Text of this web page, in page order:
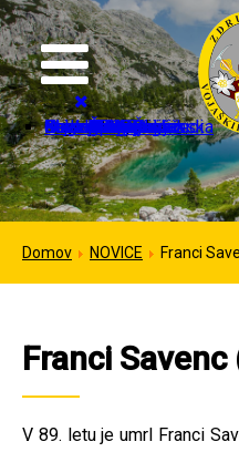
Domov
Organizacija
Izvršilni odbor
Častni člani ZVGS
In memoriam
Pristopnica
Dokumenti
Kontakti
Sponzorji
Strokovne dejavnosti
Planinske poti Slovenska pot
Prelaz Lagazuoi
Čez Kozjek na Kališče
Mednarodno sodelovanje
IFMS dnevi
IFMS kongresi
Italija
Nemčija
ZDA
Francija
Avstrija
Črna gora
Galerija
Kontakt
Novice
Dogodki
Domov NOVICE Franci
Franci
V 89. letu je umrl Franci